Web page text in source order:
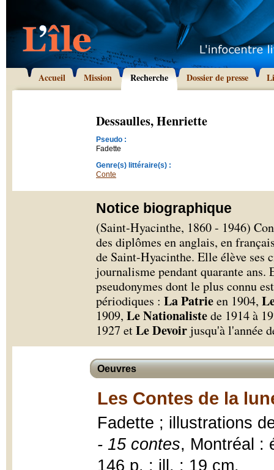
Accueil Mission Recherche Dossier de presse
Dessaulles, Henriette
Pseudo :
Fadette
Genre(s) littéraire(s) :
Conte
Notice biographique
(Saint-Hyacinthe, 1860 - 1946)
des diplômes en anglais, en
de Saint-Hyacinthe. Elle élève ses
journalisme pendant quarante
pseudonymes dont le plus connu
périodiques : La Patrieen 1904,
1909, Le Nationalistede 1914 à
1927 etLe Devoirjusqu'à l'année
Oeuvres
Les Contes de la
Fadette ; illustrations
- 15 contes, Montréal :
146 p. : ill. ; 19 cm.